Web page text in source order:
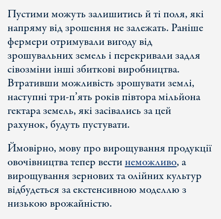
Пустими можуть залишитись й ті поля, які
напряму від зрошення не залежать. Раніше
фермери отримували вигоду від
зрошувальних земель і перекривали задля
сівозміни інші збиткові виробництва.
Втративши можливість зрошувати землі,
наступні три-п’ять років півтора мільйона
гектара земель, які засівались за цей
рахунок, будуть пустувати.
Ймовірно, мову про вирощування продукції
овочівництва тепер вестинеможливо, а
вирощування зернових та олійних культур
відбудеться за екстенсивною моделлю з
низькою врожайністю.